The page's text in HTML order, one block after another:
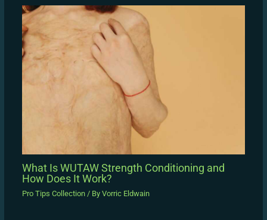
What Is WUTAW Strength Conditioning and
How Does It Work?
Pro Tips Collection/ By Vorric Eldwain